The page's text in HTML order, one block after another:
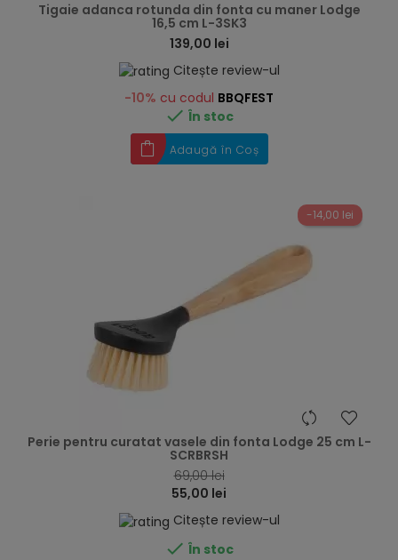
Tigaie adanca rotunda din fonta cu maner Lodge
16,5 cm L-3SK3
139,00 lei
Citește review-ul
-10% cu codul BBQFEST
 În stoc
Adaugă în Coș
-14,00 lei
Perie pentru curatat vasele din fonta Lodge 25 cm L-
SCRBRSH
69,00 lei
55,00 lei
Citește review-ul
 În stoc